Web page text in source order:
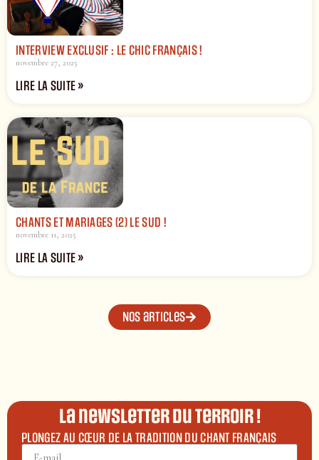
INTERVIEW EXCLUSIF : LE CHIC FRANÇAIS !
novembre 27, 2025
LIRE LA SUITE »
CHANTS ET MARIAGES (2) LE SUD !
novembre 11, 2025
LIRE LA SUITE »
Nos articles
La newsletter du terroir !
PLONGEZ AU CŒUR DE LA TRADITION DU CHANT FRANÇAIS